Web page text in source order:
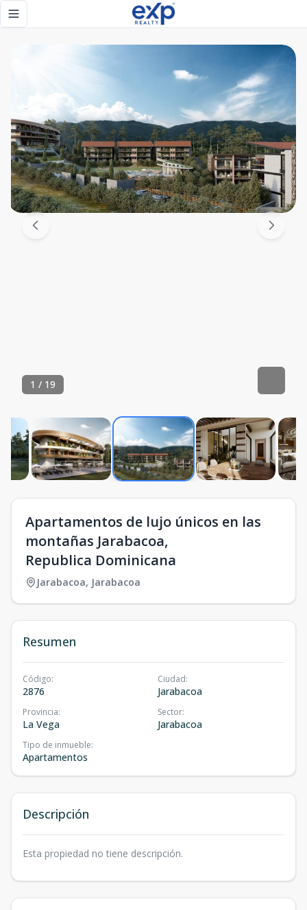
Toggle navigation menu
1 / 19
Apartamentos de lujo únicos en las
montañas Jarabacoa,
Republica Dominicana
Jarabacoa, Jarabacoa
Resumen
Código:
2876
Ciudad:
Jarabacoa
Provincia:
La Vega
Sector:
Jarabacoa
Tipo de inmueble:
Apartamentos
Descripción
Esta propiedad no tiene descripción.
Apartamentos de lujo únicos en las montañas Jarabacoa,